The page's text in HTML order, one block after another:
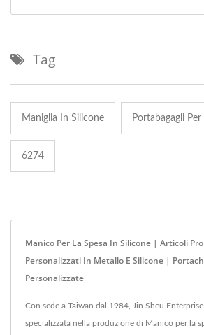
Tag
Maniglia In Silicone Portabagagli Per
6274
Manico Per La Spesa In Silicone | Articoli
Personalizzati In Metallo E Silicone |
Personalizzate
Con sede a Taiwan dal 1984, Jin Sheu
specializzata nella produzione di Manico per la